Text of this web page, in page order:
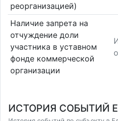
реорганизацией)
Наличие запрета на
отчуждение доли
участника в уставном
фонде коммерческой
организации
ИСТОРИЯ СОБЫТИЙ